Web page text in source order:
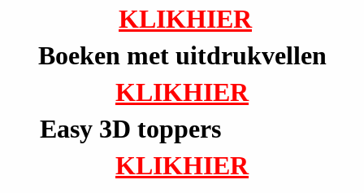
KLIKHIER
Boeken met uitdrukvellen
KLIKHIER
Easy 3D toppers
KLIKHIER